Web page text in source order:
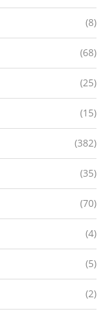
(8)
(68)
(25)
(15)
(382)
(35)
(70)
(4)
(5)
(2)